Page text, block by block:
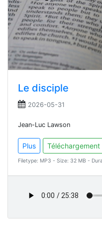
Le disciple
2026-05-31
Jean-Luc Lawson
Plus Téléchargement
Filetype: MP3 - Size: 32 MB -